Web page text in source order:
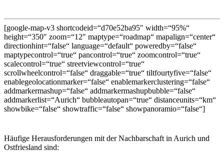
[google-map-v3 shortcodeid=“d70e52ba95″ width=“95%“
height=“350″ zoom=“12″ maptype=“roadmap“ mapalign=“center“
directionhint=“false“ language=“default“ poweredby=“false“
maptypecontrol=“true“ pancontrol=“true“ zoomcontrol=“true“
scalecontrol=“true“ streetviewcontrol=“true“
scrollwheelcontrol=“false“ draggable=“true“ tiltfourtyfive=“false“
enablegeolocationmarker=“false“ enablemarkerclustering=“false“
addmarkermashup=“false“ addmarkermashupbubble=“false“
addmarkerlist=“Aurich“ bubbleautopan=“true“ distanceunits=“km“
showbike=“false“ showtraffic=“false“ showpanoramio=“false“]
Häufige Herausforderungen mit der Nachbarschaft in Aurich und
Ostfriesland sind: